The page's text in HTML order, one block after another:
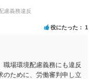
慮義務違反
役にたった 1
場環境配慮義務にも違反
のために、労働審判申し立